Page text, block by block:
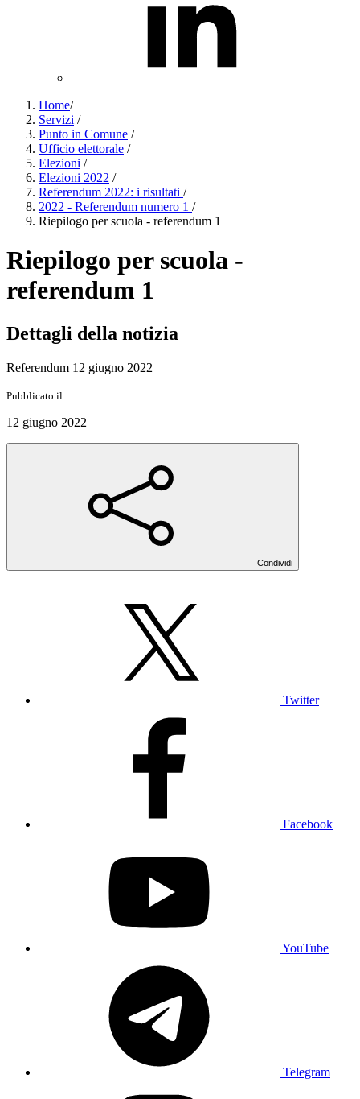
Home/
Servizi /
Punto in Comune /
Ufficio elettorale /
Elezioni /
Elezioni 2022 /
Referendum 2022: i risultati /
2022 - Referendum numero 1 /
Riepilogo per scuola - referendum 1
Riepilogo per scuola -
referendum 1
Dettagli della notizia
Referendum 12 giugno 2022
Pubblicato il:
12 giugno 2022
Condividi
Twitter
Facebook
YouTube
Telegram